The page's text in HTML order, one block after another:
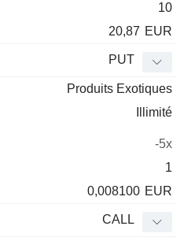
10
20,87 EUR
PUT
Produits Exotiques
Illimité
-5x
1
0,008100 EUR
CALL